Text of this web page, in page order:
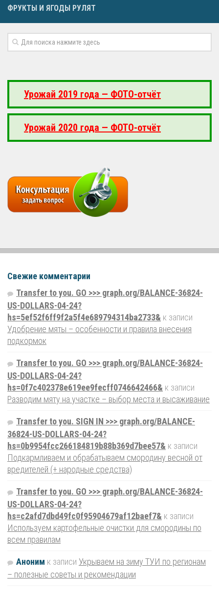
ФРУКТЫ И ЯГОДЫ РУЛЯТ
Урожай 2019 года — ФОТО-отчёт
Урожай 2020 года — ФОТО-отчёт
Свежие комментарии
Transfer to you. GO >>> graph.org/BALANCE-36824-
US-DOLLARS-04-24?
hs=5ef52f6ff9f2a5f4e689794314ba2733& к записи
Удобрение мяты – особенности и правила внесения
подкормок
Transfer to you. GO >>> graph.org/BALANCE-36824-
US-DOLLARS-04-24?
hs=0f7c402378e619ee9fecff0746642466& к записи
Разводим мяту на участке – выбор места и высаживание
Transfer to you. SIGN IN >>> graph.org/BALANCE-
36824-US-DOLLARS-04-24?
hs=0b9954fcc266184819b88b369d7bee57& к записи
Подкармливаем и обрабатываем смородину весной от
вредителей (+ народные средства)
Transfer to you. GO >>> graph.org/BALANCE-36824-
US-DOLLARS-04-24?
hs=c2afd7dbd49fc0f95904679af12baef7& к записи
Используем картофельные очистки для смородины по
всем правилам
Аноним к записи Укрываем на зиму ТУИ по регионам
– полезные советы и рекомендации